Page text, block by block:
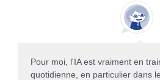
Pour moi, l'IA est vraiment en
quotidienne, en particulier dans